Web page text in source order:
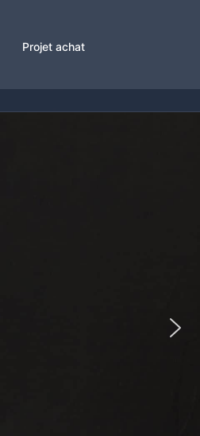
Projet achat